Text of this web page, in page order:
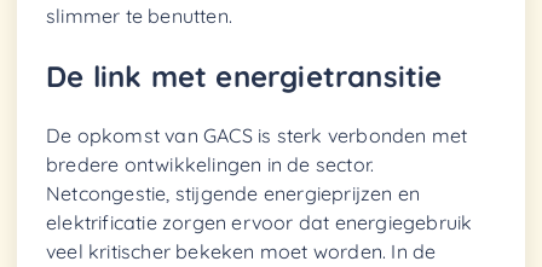
slimmer te benutten.
De link met energietransitie
De opkomst van GACS is sterk verbonden met
bredere ontwikkelingen in de sector.
Netcongestie, stijgende energieprijzen en
elektrificatie zorgen ervoor dat energiegebruik
veel kritischer bekeken moet worden. In de